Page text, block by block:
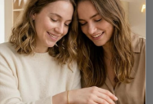
€45,00
SAGEN